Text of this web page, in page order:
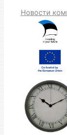
Новости